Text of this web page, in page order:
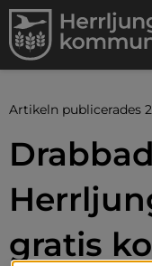
Artikeln publicerades
gratis